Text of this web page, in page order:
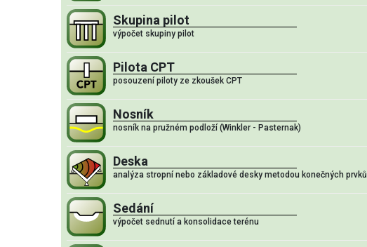
Skupina pilot
výpočet skupiny pilot
Pilota CPT
posouzení piloty ze zkoušek CPT
Nosník
nosník na pružném podloží (Winkler - Pasternak)
Deska
analýza stropní nebo základové desky metodou konečných prvků
Sedání
výpočet sednutí a konsolidace terénu